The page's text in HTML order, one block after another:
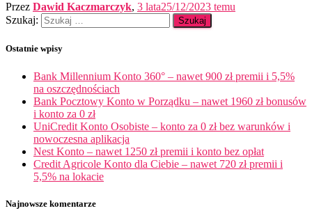
Przez Dawid Kaczmarczyk, 3 lata25/12/2023 temu
Szukaj:
Ostatnie wpisy
Bank Millennium Konto 360° – nawet 900 zł premii i 5,5%
na oszczędnościach
Bank Pocztowy Konto w Porządku – nawet 1960 zł bonusów
i konto za 0 zł
UniCredit Konto Osobiste – konto za 0 zł bez warunków i
nowoczesna aplikacja
Nest Konto – nawet 1250 zł premii i konto bez opłat
Credit Agricole Konto dla Ciebie – nawet 720 zł premii i
5,5% na lokacie
Najnowsze komentarze